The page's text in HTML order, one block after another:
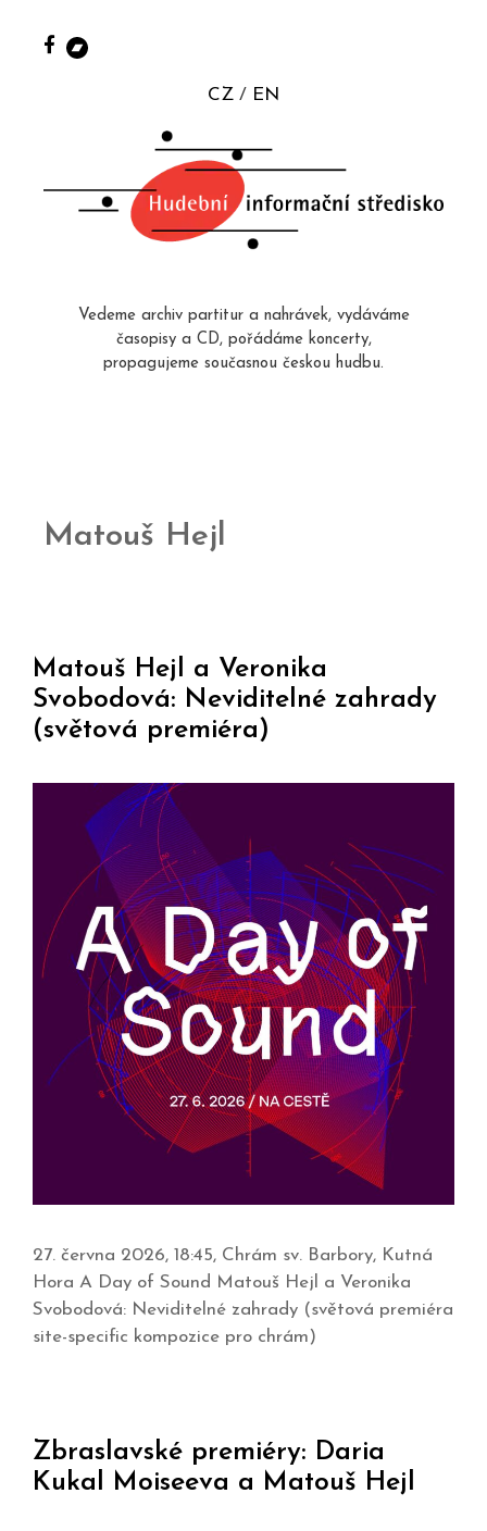
CZ EN
Vedeme archiv partitur a nahrávek, vydáváme
časopisy a CD, pořádáme koncerty,
propagujeme současnou českou hudbu.
Matouš Hejl
Matouš Hejl a Veronika
Svobodová: Neviditelné zahrady
(světová premiéra)
27. června 2026, 18:45, Chrám sv. Barbory, Kutná
Hora A Day of Sound Matouš Hejl a Veronika
Svobodová: Neviditelné zahrady (světová premiéra
site-specific kompozice pro chrám)
Zbraslavské premiéry: Daria
Kukal Moiseeva a Matouš Hejl